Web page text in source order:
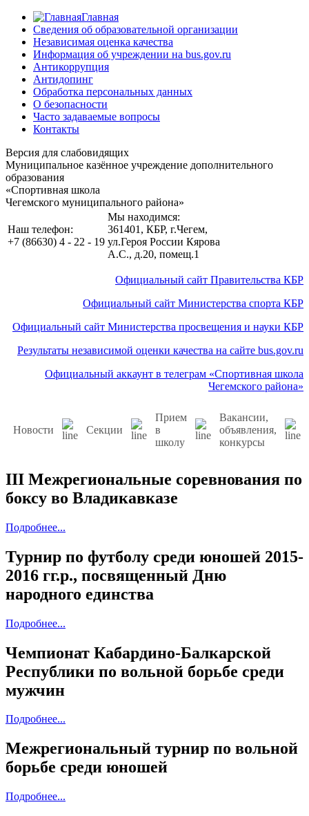
Главная
Сведения об образовательной организации
Независимая оценка качества
Информация об учреждении на bus.gov.ru
Антикоррупция
Антидопинг
Обработка персональных данных
О безопасности
Часто задаваемые вопросы
Контакты
Версия для слабовидящих
Муниципальное казённое учреждение дополнительного
образования
«Спортивная школа
Чегемского муниципального района»
Наш телефон:
+7 (86630) 4 - 22 - 19
Мы находимся:
361401, КБР, г.Чегем,
ул.Героя России Кярова
А.С., д.20, помещ.1
Официальный сайт Правительства КБР
Официальный сайт Министерства спорта КБР
Официальный сайт Министерства просвещения и науки КБР
Результаты независимой оценки качества на сайте bus.gov.ru
Официальный аккаунт в телеграм «Спортивная школа
Чегемского района»
Новости Секции
Прием
в
школу
Вакансии,
объявления,
конкурсы
III Межрегиональные соревнования по
боксу во Владикавказе
Подробнее...
Турнир по футболу среди юношей 2015-
2016 гг.р., посвященный Дню
народного единства
Подробнее...
Чемпионат Кабардино-Балкарской
Республики по вольной борьбе среди
мужчин
Подробнее...
Межрегиональный турнир по вольной
борьбе среди юношей
Подробнее...